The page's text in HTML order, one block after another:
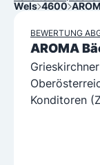
Wels 4600
BEWERTUNG
AROMA
Konditoren